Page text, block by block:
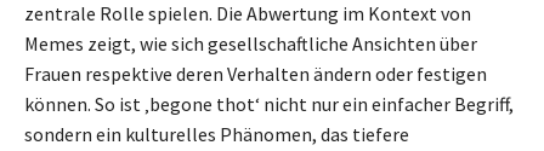
zentrale Rolle spielen. Die Abwertung im Kontext von
Memes zeigt, wie sich gesellschaftliche Ansichten über
Frauen respektive deren Verhalten ändern oder festigen
können. So ist ‚begone thot‘ nicht nur ein einfacher Begriff,
sondern ein kulturelles Phänomen, das tiefere